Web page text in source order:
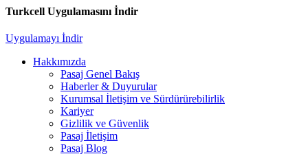
Turkcell Uygulamasını İndir
Uygulamayı İndir
Hakkımızda
Pasaj Genel Bakış
Haberler & Duyurular
Kurumsal İletişim ve Sürdürürebilirlik
Kariyer
Gizlilik ve Güvenlik
Pasaj İletişim
Pasaj Blog